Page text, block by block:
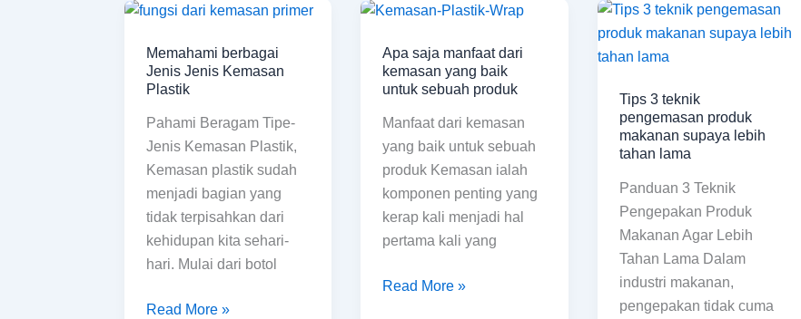
Memahami berbagai
Jenis Jenis Kemasan
Plastik
Pahami Beragam Tipe-
Jenis Kemasan Plastik,
Kemasan plastik sudah
menjadi bagian yang
tidak terpisahkan dari
kehidupan kita sehari-
hari. Mulai dari botol
Memahami
Jenis
Jenis
Plastik
Read More »
Apa saja manfaat dari
kemasan yang baik
untuk sebuah produk
Manfaat dari kemasan
yang baik untuk sebuah
produk Kemasan ialah
komponen penting yang
kerap kali menjadi hal
pertama kali yang
Apa
manfaat
dari
yang
baik
untuk
sebuah
produk
Read More »
Tips 3 teknik
pengemasan produk
makanan supaya lebih
tahan lama
Panduan 3 Teknik
Pengepakan Produk
Makanan Agar Lebih
Tahan Lama Dalam
industri makanan,
pengepakan tidak cuma
Tips
3
teknik
produk
makanan
supaya
tahan
lama